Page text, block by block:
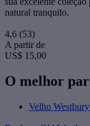
natural tranquilo.
4,6 (53)
A partir de
US$ 15,00
O melhor
Velho